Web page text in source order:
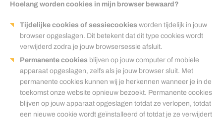
Hoelang worden cookies in mijn browser bewaard?
Tijdelijke cookies of sessiecookies worden tijdelijk in jouw
browser opgeslagen. Dit betekent dat dit type cookies wordt
verwijderd zodra je jouw browsersessie afsluit.
Permanente cookies blijven op jouw computer of mobiele
apparaat opgeslagen, zelfs als je jouw browser sluit. Met
permanente cookies kunnen wij je herkennen wanneer je in de
toekomst onze website opnieuw bezoekt. Permanente cookies
blijven op jouw apparaat opgeslagen totdat ze verlopen, totdat
een nieuwe cookie wordt geïnstalleerd of totdat je ze verwijdert